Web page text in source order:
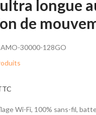
longue
de
30000-128GO
Wi-Fi, 100% sans-fil,